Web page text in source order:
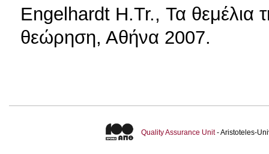
Engelhardt H.Tr., Τα θεμέλια
θεώρηση, Αθήνα 2007.
Quality Assurance Unit- Aristoteles-